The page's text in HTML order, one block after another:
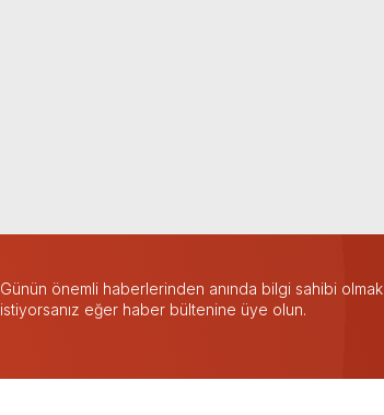
Günün önemli haberlerinden anında bilgi sahibi olmak
istiyorsanız eğer haber bültenine üye olun.